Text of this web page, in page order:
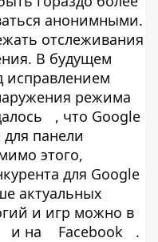
анонимными.
отслеживания
В будущем
исправлением
режима
, что Google
панели
этого,
для Google
актуальных
и игр можно в
и на Facebook .